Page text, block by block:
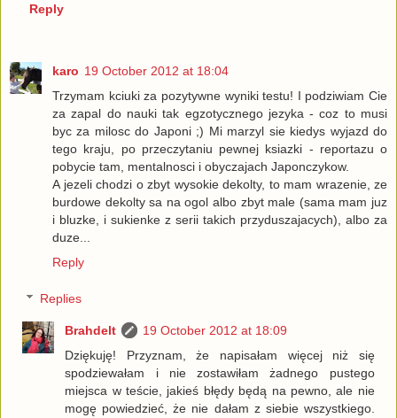
Reply
karo 19 October 2012 at 18:04
Trzymam kciuki za pozytywne wyniki testu! I podziwiam Cie
za zapal do nauki tak egzotycznego jezyka - coz to musi
byc za milosc do Japoni ;) Mi marzyl sie kiedys wyjazd do
tego kraju, po przeczytaniu pewnej ksiazki - reportazu o
pobycie tam, mentalnosci i obyczajach Japonczykow.
A jezeli chodzi o zbyt wysokie dekolty, to mam wrazenie, ze
burdowe dekolty sa na ogol albo zbyt male (sama mam juz
i bluzke, i sukienke z serii takich przyduszajacych), albo za
duze...
Reply
Replies
Brahdelt
19 October 2012 at 18:09
Dziękuję! Przyznam, że napisałam więcej niż się
spodziewałam i nie zostawiłam żadnego pustego
miejsca w teście, jakieś błędy będą na pewno, ale nie
mogę powiedzieć, że nie dałam z siebie wszystkiego.